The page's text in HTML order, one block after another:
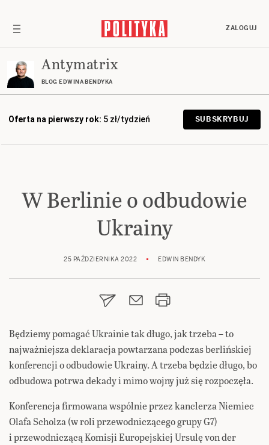
ZALOGUJ
Antymatrix
BLOG EDWINA BENDYKA
Oferta na pierwszy rok: 5 zł/tydzień SUBSKRYBUJ
W Berlinie o odbudowie
Ukrainy
25 PAŹDZIERNIKA 2022 EDWIN BENDYK
Będziemy pomagać Ukrainie tak długo, jak trzeba – to
najważniejsza deklaracja powtarzana podczas berlińskiej
konferencji o odbudowie Ukrainy. A trzeba będzie długo, bo
odbudowa potrwa dekady i mimo wojny już się rozpoczęła.
Konferencja firmowana wspólnie przez kanclerza Niemiec
Olafa Scholza (w roli przewodniczącego grupy G7)
i przewodniczącą Komisji Europejskiej Ursulę von der